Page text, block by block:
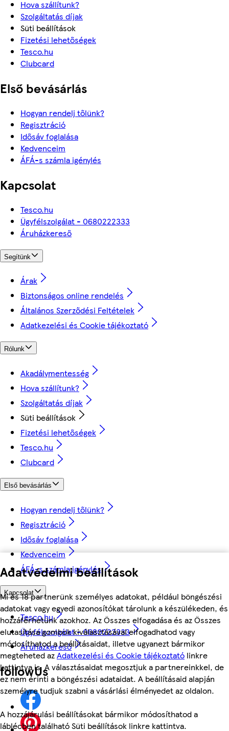
Adatvédelmi beállítások
Mi és 18 partnerünk személyes adatokat, például böngészési
adatokat vagy egyedi azonosítókat tárolunk a készülékeden, és
hozzáférhetünk azokhoz. Az Összes elfogadása és az Összes
elutasítása gombok kiválasztásával elfogadhatod vagy
módosíthatod a beállításaidat, illetve ugyanezt bármikor
megteheted azAdatkezelési és Cookie tájékoztató linkre
kattintva is. A választásaidat megosztjuk a partnereinkkel, de
ez nem érinti a böngészési adataidat. A beállításaid alapján
személyre tudjuk szabni a vásárlási élményedet az oldalon.
A hozzájárulási beállításokat bármikor módosíthatod a
láblécben található Süti beállítások linkre kattintva.
Hova szállítunk?
Szolgáltatás díjak
Süti beállítások
Fizetési lehetőségek
Tesco.hu
Clubcard
Első bevásárlás
Hogyan rendelj tőlünk?
Regisztráció
Idősáv foglalása
Kedvenceim
ÁFÁ-s számla igénylés
Kapcsolat
Tesco.hu
Ügyfélszolgálat - 0680222333
Áruházkereső
Segítünk
Árak
Biztonságos online rendelés
Általános Szerződési Feltételek
Adatkezelési és Cookie tájékoztató
Rólunk
Akadálymentesség
Hova szállítunk?
Szolgáltatás díjak
Süti beállítások
Fizetési lehetőségek
Tesco.hu
Clubcard
Első bevásárlás
Hogyan rendelj tőlünk?
Regisztráció
Idősáv foglalása
Kedvenceim
ÁFÁ-s számla igénylés
Kapcsolat
Tesco.hu
Ügyfélszolgálat - 0680222333
Áruházkereső
followUs